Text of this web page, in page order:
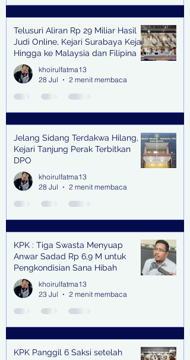
Telusuri Aliran Rp 29 Miliar Hasil
Judi Online, Kejari Surabaya Kejar
Hingga ke Malaysia dan Filipina
khoirulfatma13
28 Jul
2 menit membaca
Jelang Sidang Terdakwa Hilang,
Kejari Tanjung Perak Terbitkan
DPO
khoirulfatma13
28 Jul
2 menit membaca
KPK : Tiga Swasta Menyuap
Anwar Sadad Rp 6,9 M untuk
Pengkondisian Sana Hibah
khoirulfatma13
23 Jul
2 menit membaca
KPK Panggil 6 Saksi setelah